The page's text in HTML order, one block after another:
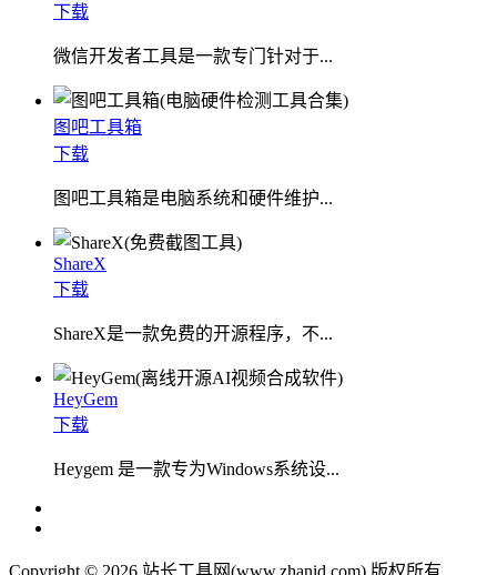
下载
微信开发者工具是一款专门针对于...
图吧工具箱
下载
图吧工具箱是电脑系统和硬件维护...
ShareX
下载
ShareX是一款免费的开源程序，不...
HeyGem
下载
Heygem 是一款专为Windows系统设...